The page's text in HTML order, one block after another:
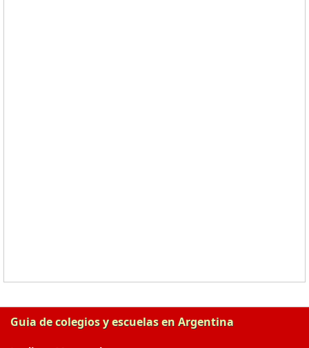
Guia de colegios y escuelas en Argentina